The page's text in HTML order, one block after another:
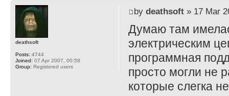
by deathsoft» 17 Mar
Думаю там
электрическим
программная
просто могли не
которые слегка
deathsoft
Posts: 4744
Joined: 07 Apr 2007, 00:58
Group: Registered users